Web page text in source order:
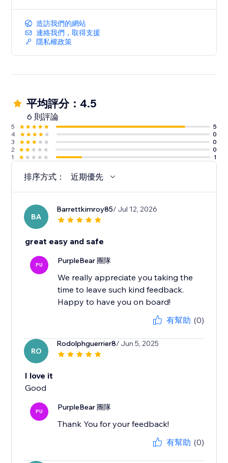
造訪我們的網站
連絡我們，取得支援
隱私權政策
平均評分：4.5
6 則評論
5
5
4
0
3
0
2
0
1
1
排序方式： 近期優先
BA
Barrettkimroy85/ Jul 12, 2026
great easy and safe
PU PurpleBear 團隊
We really appreciate you taking the
time to leave such kind feedback.
Happy to have you on board!
有幫助 (0)
RO
Rodolphguerrier8/ Jun 5, 2025
I love it
Good
PU PurpleBear 團隊
Thank You for your feedback!
有幫助 (0)